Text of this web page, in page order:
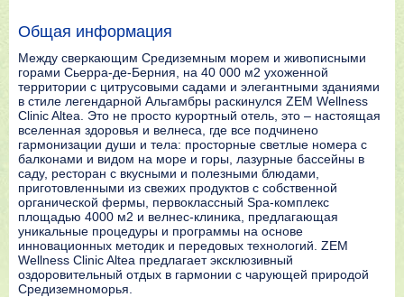
Общая информация
Между сверкающим Средиземным морем и живописными
горами Сьерра-де-Берния, на 40 000 м2 ухоженной
территории с цитрусовыми садами и элегантными зданиями
в стиле легендарной Альгамбры раскинулся ZEM Wellness
Clinic Altea. Это не просто курортный отель, это – настоящая
вселенная здоровья и велнеса, где все подчинено
гармонизации души и тела: просторные светлые номера с
балконами и видом на море и горы, лазурные бассейны в
саду, ресторан с вкусными и полезными блюдами,
приготовленными из свежих продуктов с собственной
органической фермы, первоклассный Spa-комплекс
площадью 4000 м2 и велнес-клиника, предлагающая
уникальные процедуры и программы на основе
инновационных методик и передовых технологий. ZEM
Wellness Clinic Altea предлагает эксклюзивный
оздоровительный отдых в гармонии с чарующей природой
Средиземноморья.